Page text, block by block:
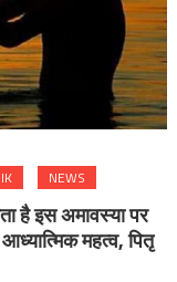
NEWS
है इस अमावस्या पर
महत्व, पितृ